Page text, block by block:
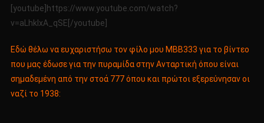
[youtube]https://www.youtube.com/watch?
v=aLhkIxA_qSE[/youtube]
Εδώ θέλω να ευχαριστήσω τον φίλο μου ΜΒΒ333 για το βίντεο
που μας έδωσε για την πυραμίδα στην Ανταρτική όπου είναι
σημαδεμένη από την στοά 777 όπου και πρώτοι εξερεύνησαν οι
ναζί το 1938: